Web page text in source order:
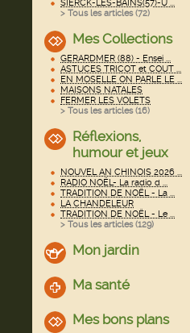
SIERCK-LES-BAINS(57)-U ...
> Tous les articles (72)
Mes Collections
GERARDMER (88) - Ensei ...
ASTUCES TRICOT et COUT ...
EN MOSELLE ON PARLE LE ...
MAISONS NATALES
FERMER LES VOLETS
> Tous les articles (16)
Réflexions,
humour et jeux
NOUVEL AN CHINOIS 2026 ...
RADIO NOËL- La radio d ...
TRADITION DE NOËL - La ...
LA CHANDELEUR
TRADITION DE NOËL - Le ...
> Tous les articles (129)
Mon jardin
Ma santé
Mes bons plans